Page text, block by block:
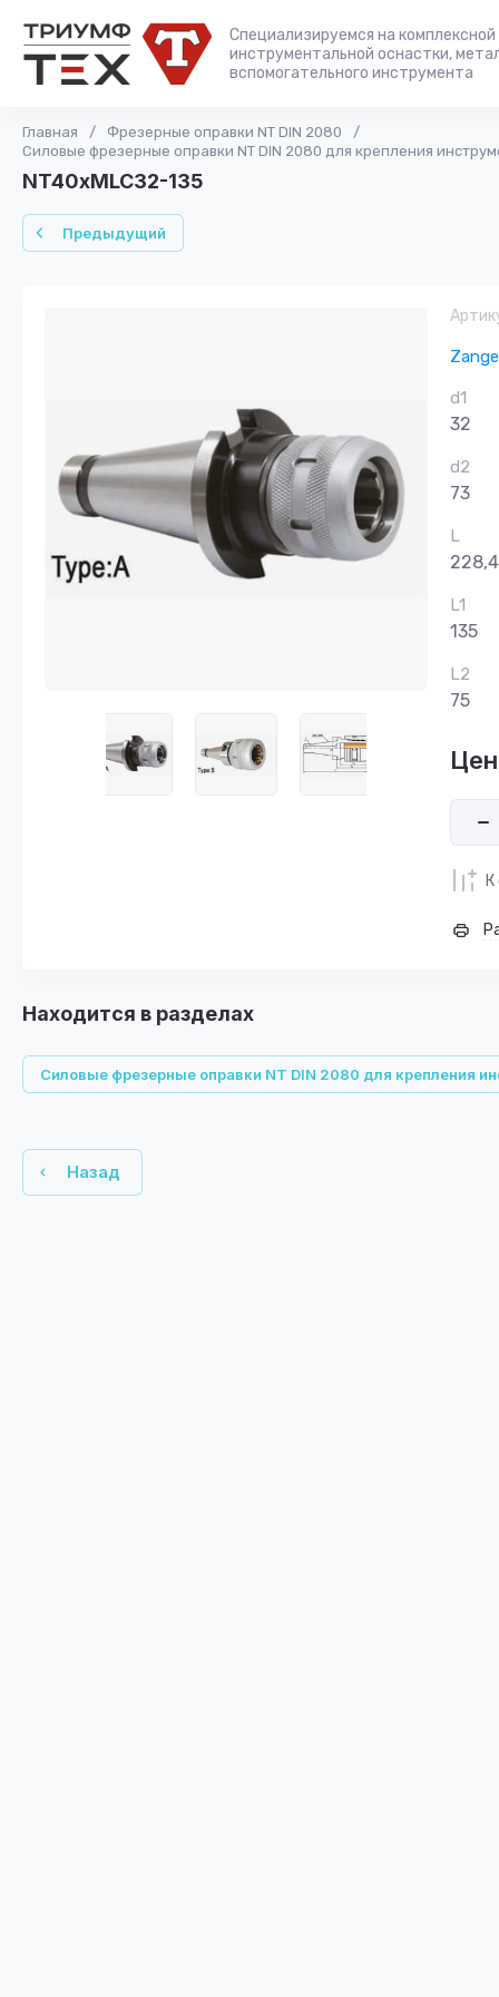
Специализируемся на
инструментальной оснастки,
вспомогательного инструмента
Главная / Фрезерные оправки NT DIN 2080
/
Силовые фрезерные оправки NT DIN 2080 для крепления
NT40xMLC32-135
Предыдущий
Zange
d1
32
d2
73
L
228,4
L1
135
L2
75
Находится в разделах
Силовые фрезерные оправки NT DIN 2080 для крепления
Назад